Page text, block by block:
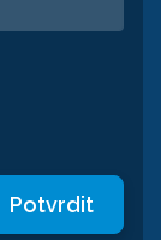
Potvrdit